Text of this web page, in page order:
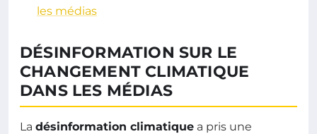
les médias
DÉSINFORMATION SUR LE
CHANGEMENT CLIMATIQUE
DANS LES MÉDIAS
La désinformation climatique a pris une